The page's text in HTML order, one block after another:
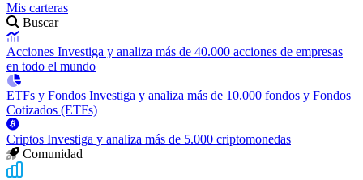
Mis carteras
Buscar
Acciones Investiga y analiza más de 40.000 acciones de empresas
en todo el mundo
ETFs y Fondos Investiga y analiza más de 10.000 fondos y Fondos
Cotizados (ETFs)
Criptos Investiga y analiza más de 5.000 criptomonedas
Comunidad